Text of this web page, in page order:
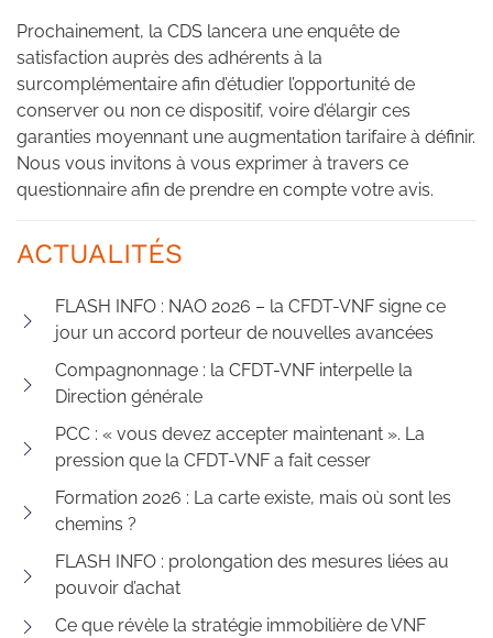
Prochainement, la CDS lancera une enquête de
satisfaction auprès des adhérents à la
surcomplémentaire afin d’étudier l’opportunité de
conserver ou non ce dispositif, voire d’élargir ces
garanties moyennant une augmentation tarifaire à définir.
Nous vous invitons à vous exprimer à travers ce
questionnaire afin de prendre en compte votre avis.
ACTUALITÉS
FLASH INFO : NAO 2026 – la CFDT-VNF signe ce
jour un accord porteur de nouvelles avancées
Compagnonnage : la CFDT-VNF interpelle la
Direction générale
PCC : « vous devez accepter maintenant ». La
pression que la CFDT-VNF a fait cesser
Formation 2026 : La carte existe, mais où sont les
chemins ?
FLASH INFO : prolongation des mesures liées au
pouvoir d’achat
Ce que révèle la stratégie immobilière de VNF